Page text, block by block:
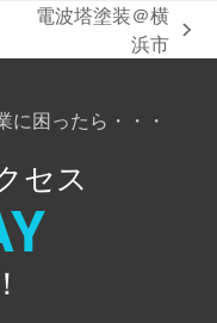
電波塔塗装＠横
浜市
に困ったら・・・
セス